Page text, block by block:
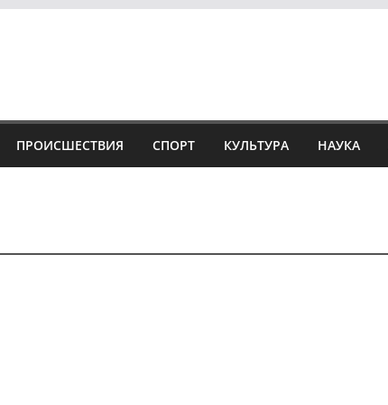
ПРОИСШЕСТВИЯ СПОРТ КУЛЬТУРА НАУКА